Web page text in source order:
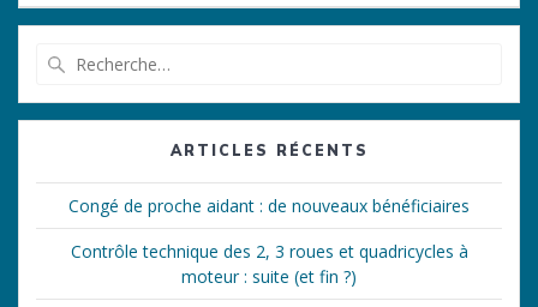
:
ARTICLES RÉCENTS
Congé de proche aidant : de nouveaux bénéficiaires
Contrôle technique des 2, 3 roues et quadricycles à
moteur : suite (et fin ?)